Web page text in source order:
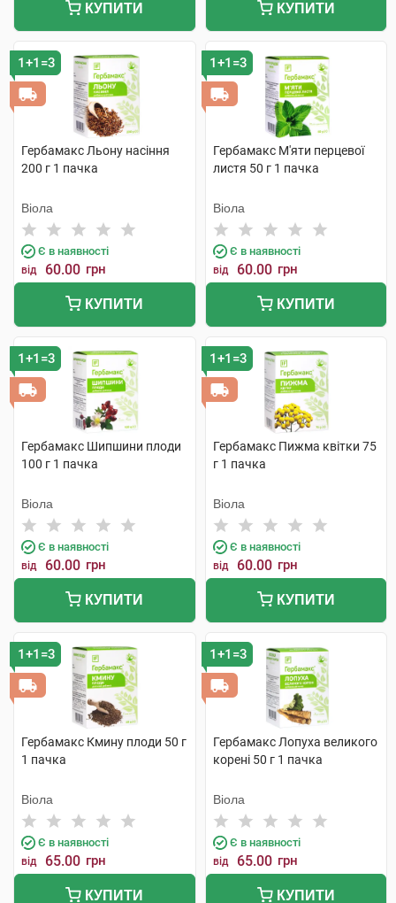
КУПИТИ КУПИТИ
1+1=3
Гербамакс Льону насіння
200 г 1 пачка
Віола
Є в наявності
від 60.00 грн
КУПИТИ
1+1=3
Гербамакс М'яти перцевої
листя 50 г 1 пачка
Віола
Є в наявності
від 60.00 грн
КУПИТИ
1+1=3
Гербамакс Шипшини плоди
100 г 1 пачка
Віола
Є в наявності
від 60.00 грн
КУПИТИ
1+1=3
Гербамакс Пижма квітки 75
г 1 пачка
Віола
Є в наявності
від 60.00 грн
КУПИТИ
1+1=3
Гербамакс Кмину плоди 50 г
1 пачка
Віола
Є в наявності
від 65.00 грн
КУПИТИ
1+1=3
Гербамакс Лопуха великого
корені 50 г 1 пачка
Віола
Є в наявності
від 65.00 грн
КУПИТИ